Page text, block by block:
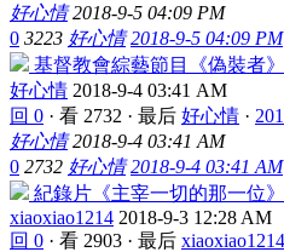
好心情 2018-9-5 04:09 PM
0 3223 好心情 2018-9-5 04:09 PM
基督教會綜藝節目《偽裝者》
好心情 2018-9-4 03:41 AM
回 0 · 看 2732 · 最后 好心情 ·
好心情 2018-9-4 03:41 AM
0 2732 好心情 2018-9-4 03:41 AM
紀​​錄片《主宰一切的那一位
xiaoxiao1214 2018-9-3 12:28 AM
回 0 · 看 2903 · 最后 xiaoxiao1214